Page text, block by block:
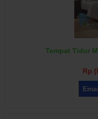
Tempat Tidur
Rp